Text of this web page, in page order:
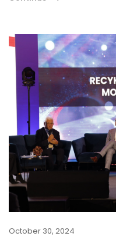
October 30, 2024